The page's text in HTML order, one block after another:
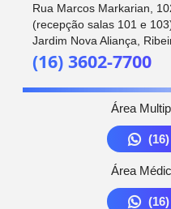
Rua Marcos Markarian,
(recepção salas 101 e
Jardim Nova Aliança,
(16) 3602-7700
Área
Área